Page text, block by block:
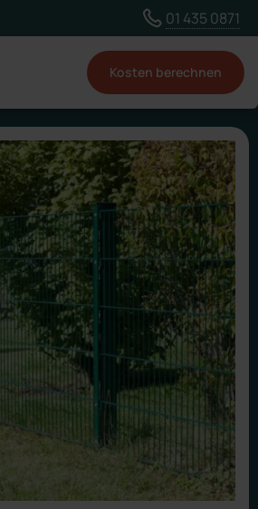
um Inhalte für deinen
Land ändern
01 435 0871
Kosten berechnen